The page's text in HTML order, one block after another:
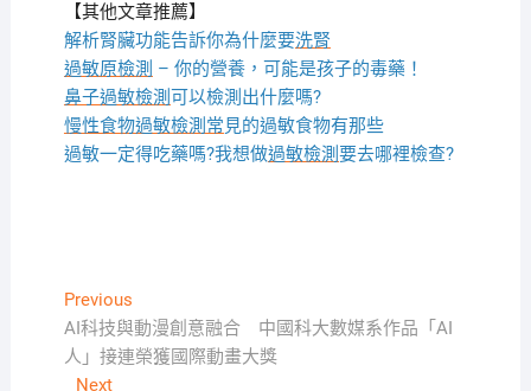
【其他文章推薦】
解析腎臟功能告訴你為什麼要洗腎
過敏原檢測 – 你的營養，可能是孩子的毒藥！
鼻子過敏檢測可以檢測出什麼嗎?
慢性食物過敏檢測 常見的過敏食物有那些
過敏一定得吃藥嗎?我想做過敏檢測要去哪裡檢查?
文
章
導
PreviousPrevious
post:
AI科技與動漫創意融合 中國科大數媒系作品「AI
人」接連榮獲國際動畫大獎
NextNext